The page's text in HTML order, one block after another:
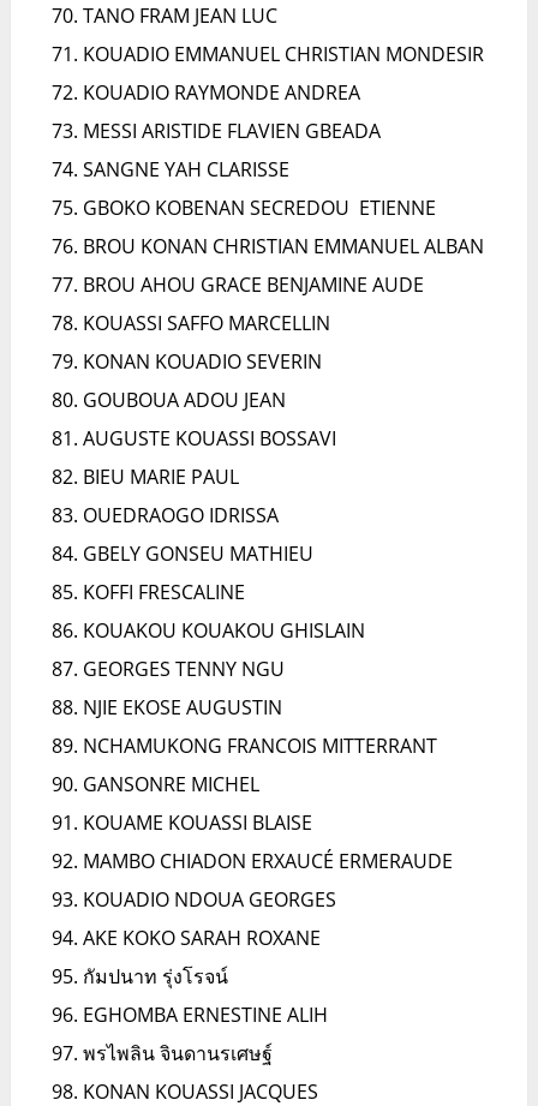
TANO FRAM JEAN LUC
KOUADIO EMMANUEL CHRISTIAN MONDESIR
KOUADIO RAYMONDE ANDREA
MESSI ARISTIDE FLAVIEN GBEADA
SANGNE YAH CLARISSE
GBOKO KOBENAN SECREDOU ETIENNE
BROU KONAN CHRISTIAN EMMANUEL ALBAN
BROU AHOU GRACE BENJAMINE AUDE
KOUASSI SAFFO MARCELLIN
KONAN KOUADIO SEVERIN
GOUBOUA ADOU JEAN
AUGUSTE KOUASSI BOSSAVI
BIEU MARIE PAUL
OUEDRAOGO IDRISSA
GBELY GONSEU MATHIEU
KOFFI FRESCALINE
KOUAKOU KOUAKOU GHISLAIN
GEORGES TENNY NGU
NJIE EKOSE AUGUSTIN
NCHAMUKONG FRANCOIS MITTERRANT
GANSONRE MICHEL
KOUAME KOUASSI BLAISE
MAMBO CHIADON ERXAUCÉ ERMERAUDE
KOUADIO NDOUA GEORGES
AKE KOKO SARAH ROXANE
กัมปนาท รุ่งโรจน์
EGHOMBA ERNESTINE ALIH
พรไพลิน จินดานรเศษฐ์
KONAN KOUASSI JACQUES